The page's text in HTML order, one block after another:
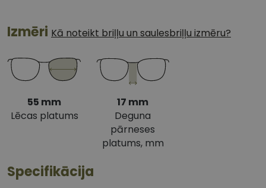
Izmēri Kā noteikt briļļu un saulesbriļļu izmēru?
55 mm
Lēcas platums
17 mm
Deguna
pārneses
platums, mm
Specifikācija